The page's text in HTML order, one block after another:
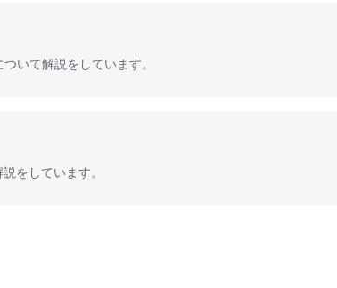
いて解説をしています。
をしています。